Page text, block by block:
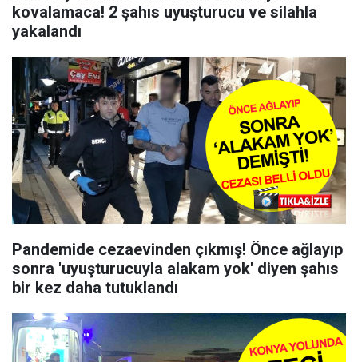
kovalamaca! 2 şahıs uyuşturucu ve silahla
yakalandı
Pandemide cezaevinden çıkmış! Önce ağlayıp
sonra 'uyuşturucuyla alakam yok' diyen şahıs
bir kez daha tutuklandı